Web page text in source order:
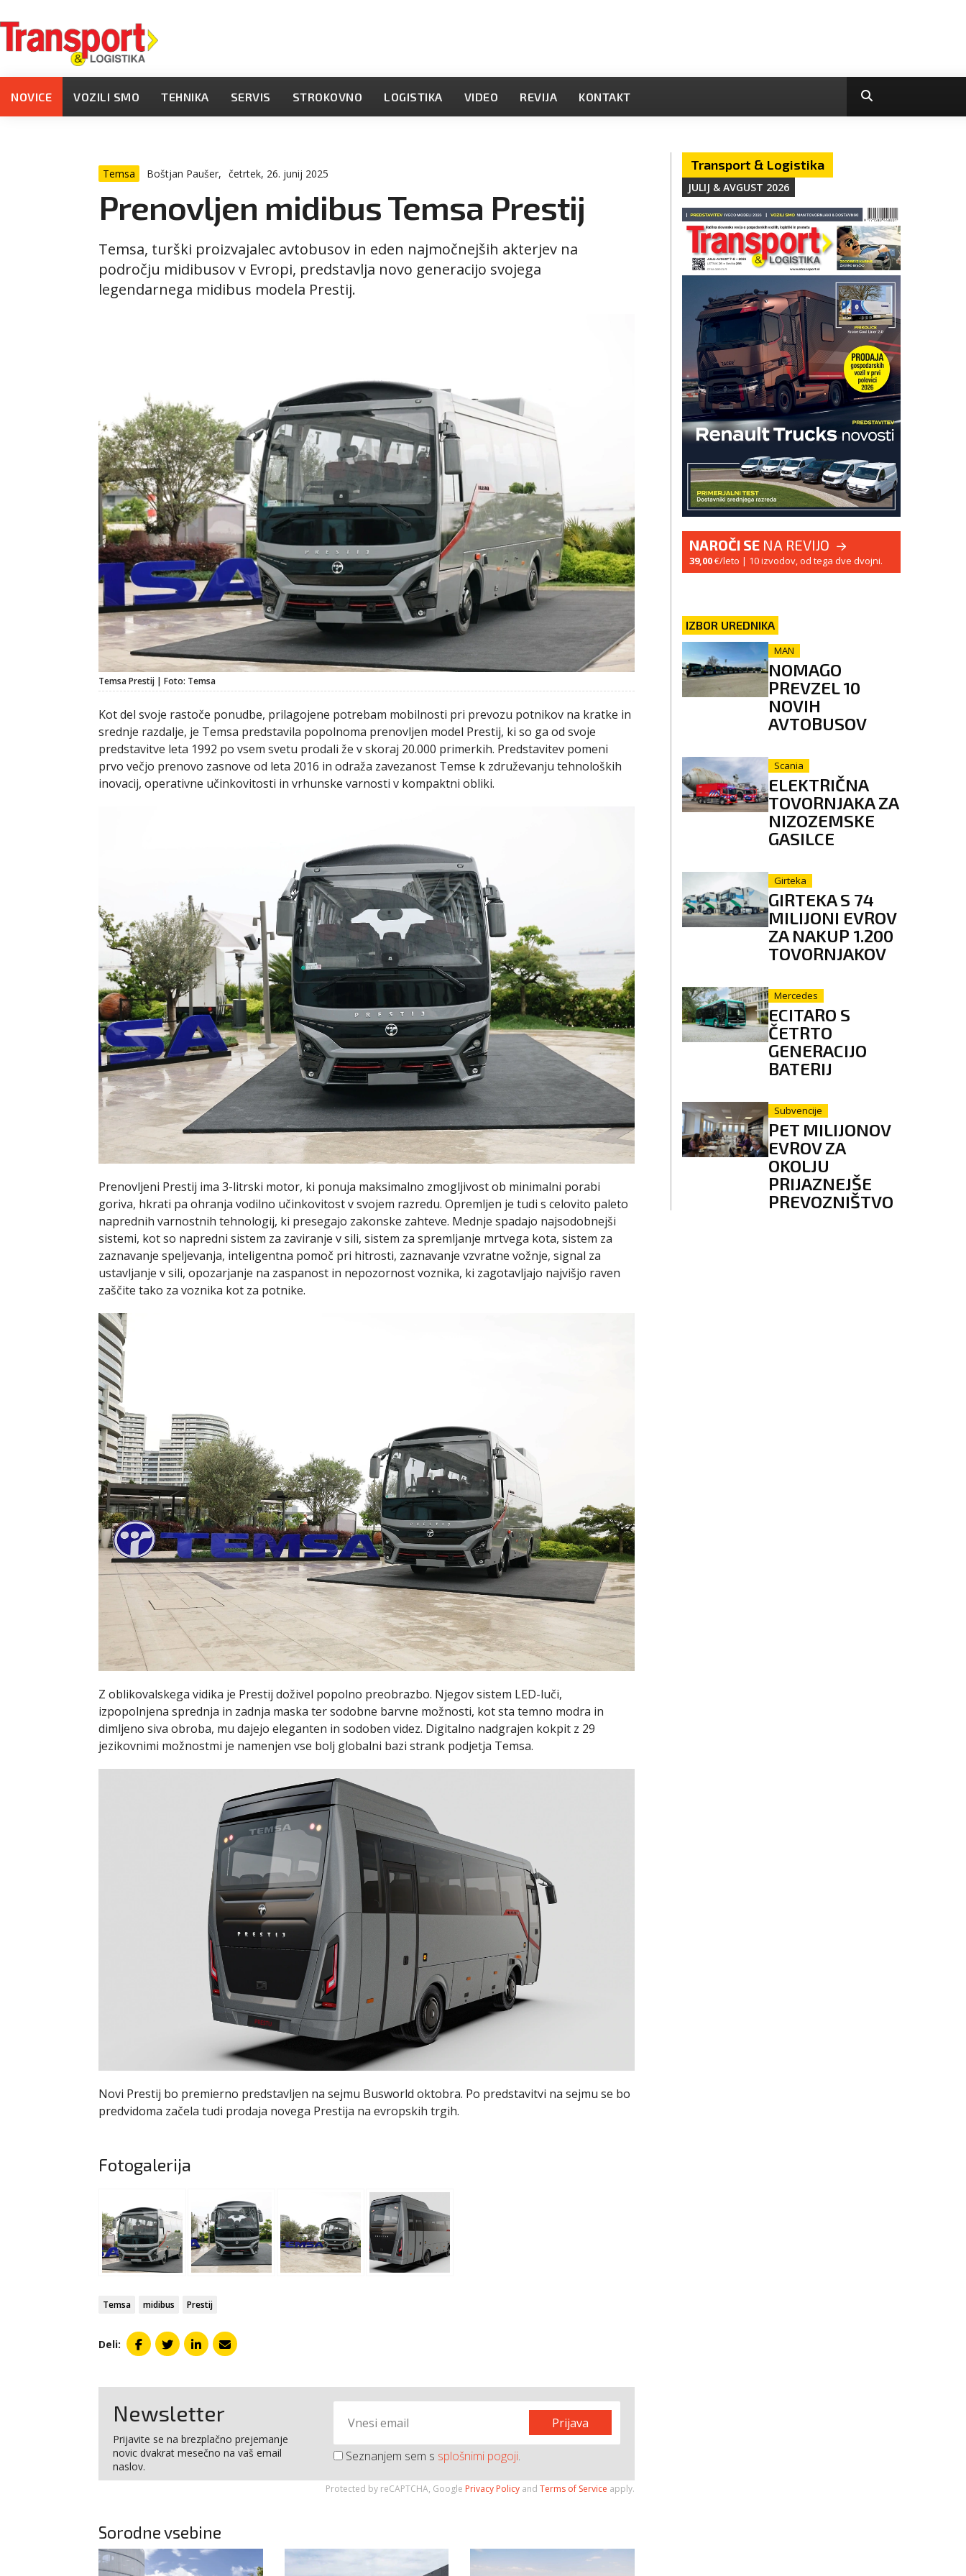
NOVICE VOZILI SMO TEHNIKA SERVIS STROKOVNO LOGISTIKA VIDEO REVIJA KONTAKT
Temsa Boštjan Paušer, četrtek, 26. junij 2025
Prenovljen midibus Temsa Prestij
Temsa, turški proizvajalec avtobusov in eden najmočnejših akterjev na
področju midibusov v Evropi, predstavlja novo generacijo svojega
legendarnega midibus modela Prestij.
Temsa Prestij | Foto: Temsa
Kot del svoje rastoče ponudbe, prilagojene potrebam mobilnosti pri prevozu potnikov na kratke in
srednje razdalje, je Temsa predstavila popolnoma prenovljen model Prestij, ki so ga od svoje
predstavitve leta 1992 po vsem svetu prodali že v skoraj 20.000 primerkih. Predstavitev pomeni
prvo večjo prenovo zasnove od leta 2016 in odraža zavezanost Temse k združevanju tehnoloških
inovacij, operativne učinkovitosti in vrhunske varnosti v kompaktni obliki.
Prenovljeni Prestij ima 3-litrski motor, ki ponuja maksimalno zmogljivost ob minimalni porabi
goriva, hkrati pa ohranja vodilno učinkovitost v svojem razredu. Opremljen je tudi s celovito paleto
naprednih varnostnih tehnologij, ki presegajo zakonske zahteve. Mednje spadajo najsodobnejši
sistemi, kot so napredni sistem za zaviranje v sili, sistem za spremljanje mrtvega kota, sistem za
zaznavanje speljevanja, inteligentna pomoč pri hitrosti, zaznavanje vzvratne vožnje, signal za
ustavljanje v sili, opozarjanje na zaspanost in nepozornost voznika, ki zagotavljajo najvišjo raven
zaščite tako za voznika kot za potnike.
Z oblikovalskega vidika je Prestij doživel popolno preobrazbo. Njegov sistem LED-luči,
izpopolnjena sprednja in zadnja maska ter sodobne barvne možnosti, kot sta temno modra in
dimljeno siva obroba, mu dajejo eleganten in sodoben videz. Digitalno nadgrajen kokpit z 29
jezikovnimi možnostmi je namenjen vse bolj globalni bazi strank podjetja Temsa.
Novi Prestij bo premierno predstavljen na sejmu Busworld oktobra. Po predstavitvi na sejmu se bo
predvidoma začela tudi prodaja novega Prestija na evropskih trgih.
Fotogalerija
Temsa midibus Prestij
Deli:
Newsletter
Prijavite se na brezplačno prejemanje
novic dvakrat mesečno na vaš email
naslov.
Prijava
Seznanjem sem s splošnimi pogoji.
Protected by reCAPTCHA, Google Privacy Policy andTerms of Service apply.
Sorodne vsebine
Transport & Logistika
JULIJ & AVGUST 2026
NAROČI SE NA REVIJO
39,00€/leto | 10 izvodov, od tega dve dvojni.
IZBOR UREDNIKA
MAN
NOMAGO
PREVZEL 10
NOVIH
AVTOBUSOV
Scania
ELEKTRIČNA
TOVORNJAKA ZA
NIZOZEMSKE
GASILCE
Girteka
GIRTEKA S 74
MILIJONI EVROV
ZA NAKUP 1.200
TOVORNJAKOV
Mercedes
ECITARO S
ČETRTO
GENERACIJO
BATERIJ
Subvencije
PET MILIJONOV
EVROV ZA
OKOLJU
PRIJAZNEJŠE
PREVOZNIŠTVO